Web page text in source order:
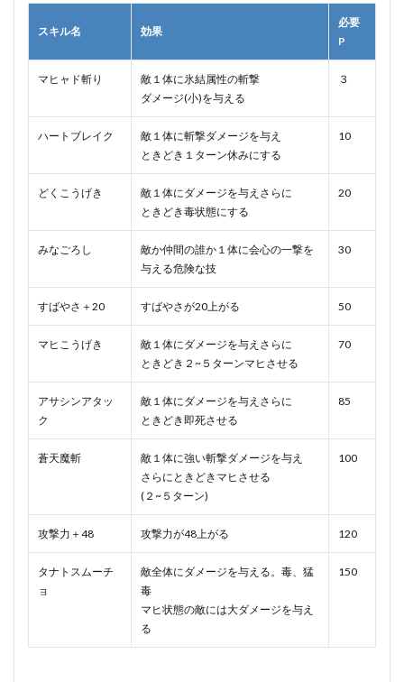
スキル名 効果
必要
P
マヒャド斬り
敵１体に氷結属性の斬撃
ダメージ(小)を与える
３
ハートブレイク
敵１体に斬撃ダメージを与え
ときどき１ターン休みにする
10
どくこうげき
敵１体にダメージを与えさらに
ときどき毒状態にする
20
みなごろし
敵か仲間の誰か１体に会心の一撃を
与える危険な技
30
すばやさ＋20 すばやさが20上がる 50
マヒこうげき
敵１体にダメージを与えさらに
ときどき２~５ターンマヒさせる
70
アサシンアタッ
ク
敵１体にダメージを与えさらに
ときどき即死させる
85
蒼天魔斬
敵１体に強い斬撃ダメージを与え
さらにときどきマヒさせる
(２~５ターン)
100
攻撃力＋48 攻撃力が48上がる 120
タナトスムーチ
ョ
敵全体にダメージを与える。毒、猛
毒
マヒ状態の敵には大ダメージを与え
る
150